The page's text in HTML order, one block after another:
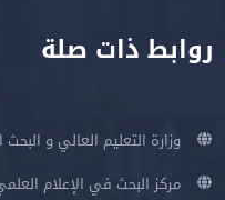
روابط ذات صلة
وزارة التعليم العالي و
مركز البحث في الإعلام